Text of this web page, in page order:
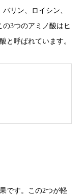
バリン、ロイシン、
3つのアミノ酸はヒ
と呼ばれています。
です。この2つが軽